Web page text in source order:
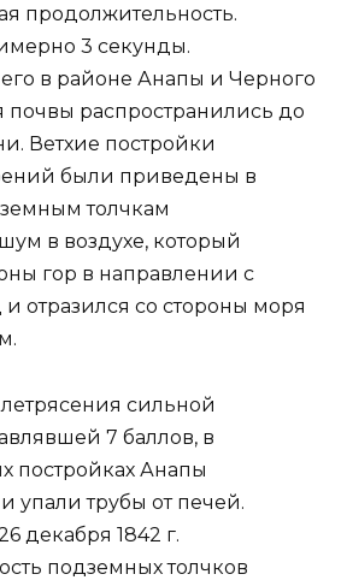
продолжительность.
3 секунды.
в районе Анапы и Черного
почвы распространились до
Ветхие постройки
были приведены в
толчкам
в воздухе, который
гор в направлении с
и отразился со стороны моря
сильной
7 баллов, в
постройках Анапы
упали трубы от печей.
декабря 1842 г.
подземных толчков